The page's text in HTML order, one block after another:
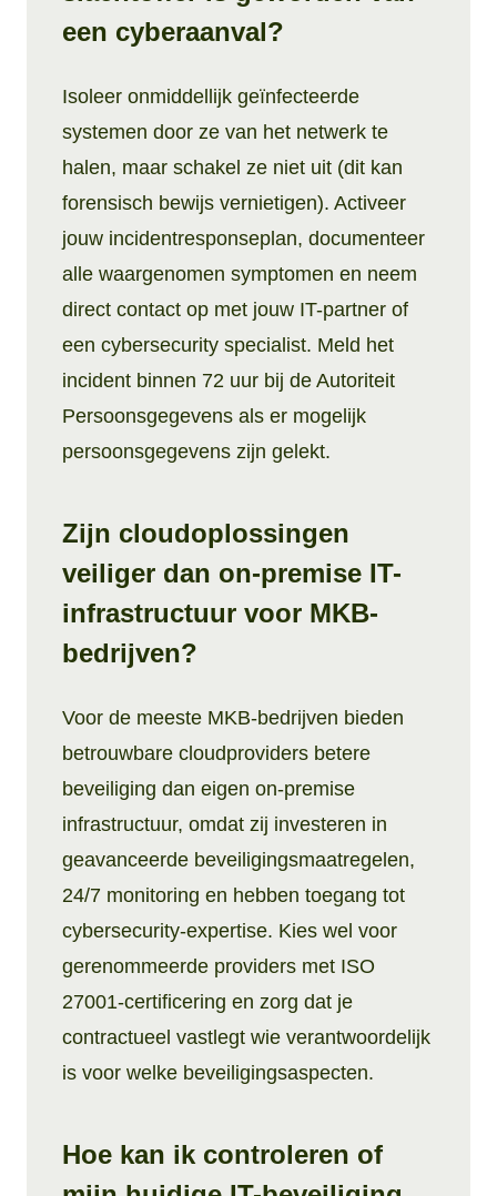
een cyberaanval?
Isoleer onmiddellijk geïnfecteerde
systemen door ze van het netwerk te
halen, maar schakel ze niet uit (dit kan
forensisch bewijs vernietigen). Activeer
jouw incidentresponseplan, documenteer
alle waargenomen symptomen en neem
direct contact op met jouw IT-partner of
een cybersecurity specialist. Meld het
incident binnen 72 uur bij de Autoriteit
Persoonsgegevens als er mogelijk
persoonsgegevens zijn gelekt.
Zijn cloudoplossingen
veiliger dan on-premise IT-
infrastructuur voor MKB-
bedrijven?
Voor de meeste MKB-bedrijven bieden
betrouwbare cloudproviders betere
beveiliging dan eigen on-premise
infrastructuur, omdat zij investeren in
geavanceerde beveiligingsmaatregelen,
24/7 monitoring en hebben toegang tot
cybersecurity-expertise. Kies wel voor
gerenommeerde providers met ISO
27001-certificering en zorg dat je
contractueel vastlegt wie verantwoordelijk
is voor welke beveiligingsaspecten.
Hoe kan ik controleren of